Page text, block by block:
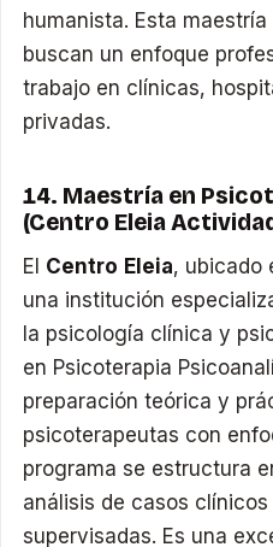
humanista. Esta
buscan un enfoque
trabajo en clínicas,
privadas.
14. Maestría en
(Centro Eleia
El Centro Eleia, ubicado
una institución
la psicología clínica y
en Psicoterapia
preparación teórica y
psicoterapeutas con
programa se estructura
análisis de casos
supervisadas. Es una